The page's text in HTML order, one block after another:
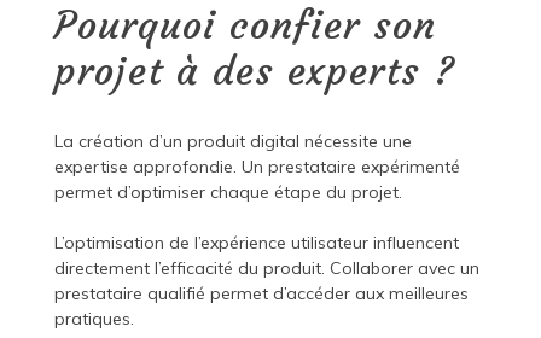
Pourquoi confier son
projet à des experts ?
La création d’un produit digital nécessite une
expertise approfondie. Un prestataire expérimenté
permet d’optimiser chaque étape du projet.
L’optimisation de l’expérience utilisateur influencent
directement l’efficacité du produit. Collaborer avec un
prestataire qualifié permet d’accéder aux meilleures
pratiques.